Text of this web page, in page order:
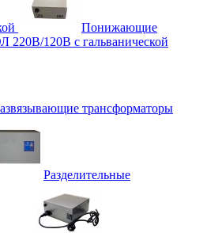
Понижающие
220В/120В с гальванической
трансформаторы
Разделительные